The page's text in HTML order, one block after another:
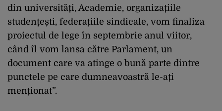
din universități, Academie, organizațiile
studențești, federațiile sindicale, vom finaliza
proiectul de lege în septembrie anul viitor,
când îl vom lansa către Parlament, un
document care va atinge o bună parte dintre
punctele pe care dumneavoastră le-ați
menționat”.